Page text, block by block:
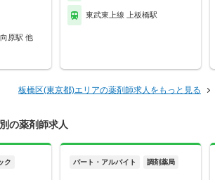
原駅 他
東武東上線 上板橋駅
板橋区(東京都)エリアの薬剤師求人をもっと見る
の薬剤師求人
ク パート・アルバイト 調剤薬局